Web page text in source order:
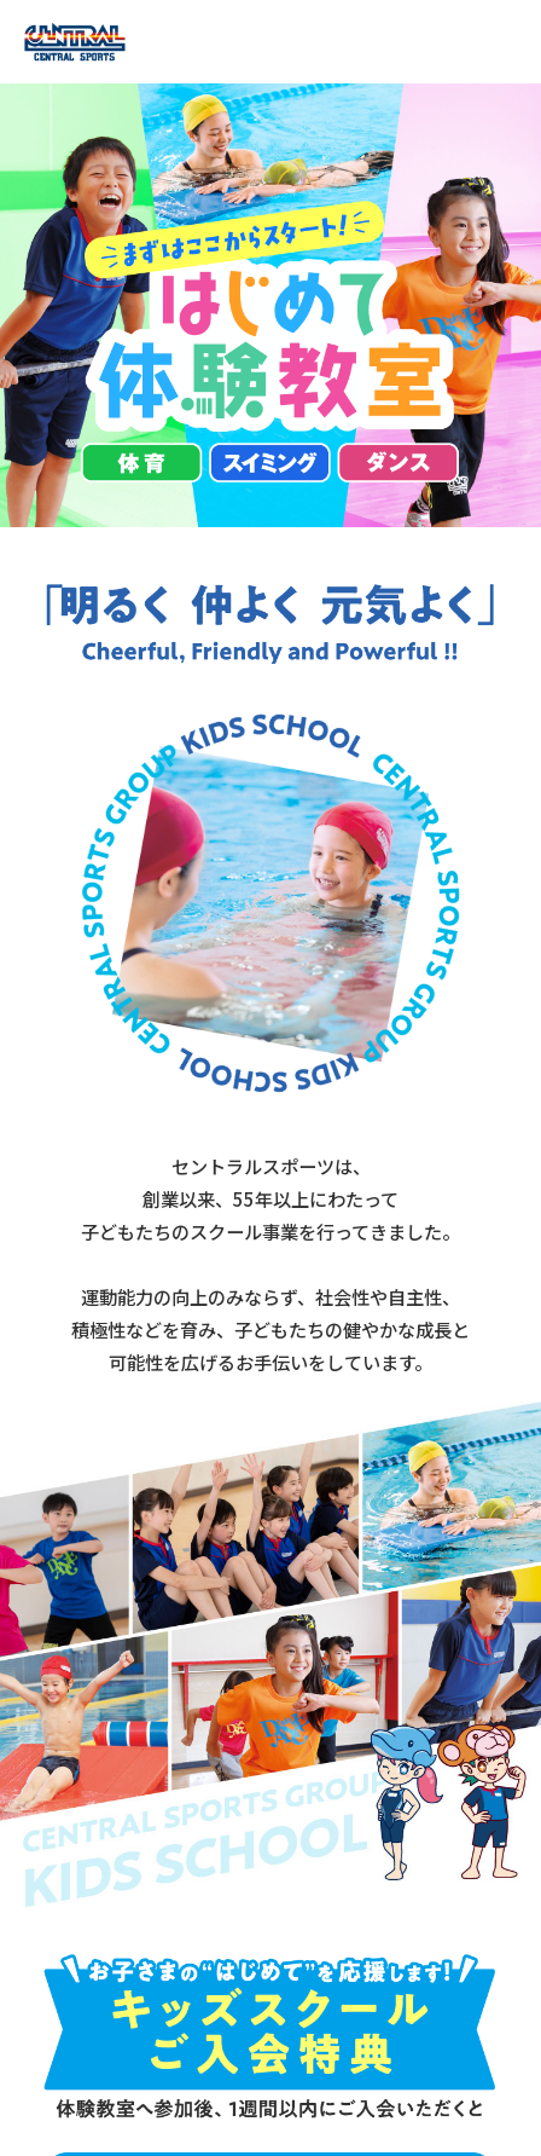
セントラルスポーツは、
創業以来、55年以上にわたって
子どもたちのスクール事業を行ってきました。
運動能力の向上のみならず、社会性や自主性、
積極性などを育み、子どもたちの健やかな成長と
可能性を広げるお手伝いをしています。